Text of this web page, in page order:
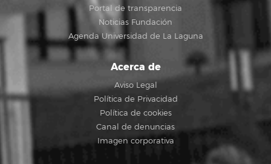
Portal de transparencia
Noticias Fundación
Agenda Universidad de La Laguna
Acerca de
Aviso Legal
Política de Privacidad
Política de cookies
Canal de denuncias
Imagen corporativa